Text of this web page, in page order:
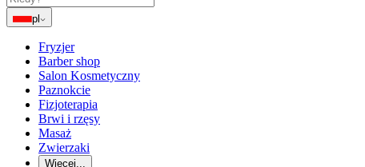
pl
Fryzjer
Barber shop
Salon Kosmetyczny
Paznokcie
Fizjoterapia
Brwi i rzęsy
Masaż
Zwierzaki
Więcej...